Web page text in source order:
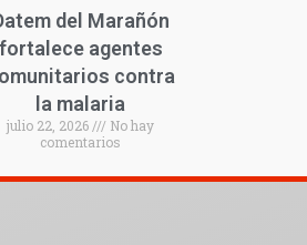
del Marañón
fortalece agentes
contra
la malaria
julio 22, 2026
No hay
comentarios